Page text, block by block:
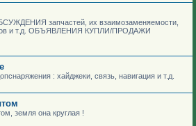
запчастей, их взаимозаменяемости,
и т.д. ОБЪЯВЛЕНИЯ КУПЛИ/ПРОДАЖИ
: хайджеки, связь, навигация и т.д.
земля она круглая !